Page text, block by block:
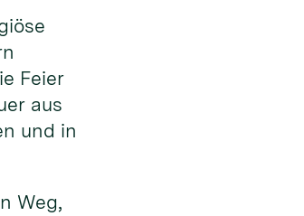
Feier
aus
und in
Weg,